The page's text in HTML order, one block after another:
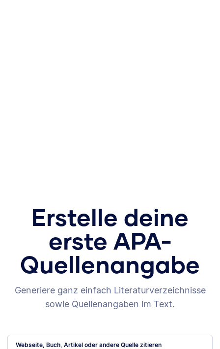
Erstelle deine
erste APA-
Quellenangabe
Generiere ganz einfach Literaturverzeichnisse
sowie Quellenangaben im Text.
Webseite, Buch, Artikel oder andere Quelle zitieren